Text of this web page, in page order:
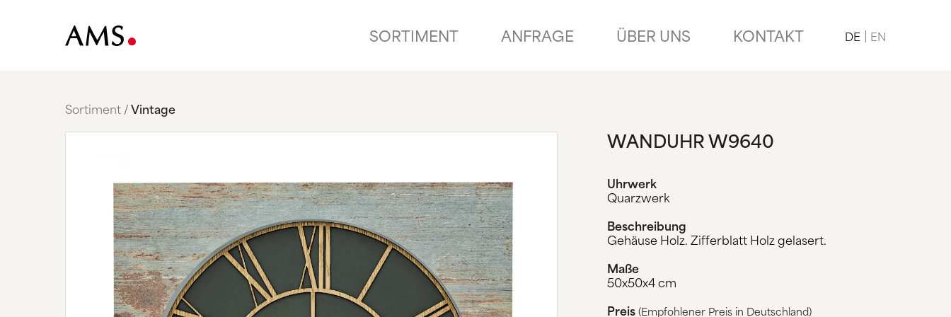
SORTIMENT ANFRAGE ÜBER UNS KONTAKT DE EN
Sortiment Vintage
WANDUHR W9640
Uhrwerk
Quarzwerk
Beschreibung
Gehäuse Holz. Zifferblatt Holz gelasert.
Maße
50x50x4 cm
Preis(Empfohlener Preis in Deutschland)